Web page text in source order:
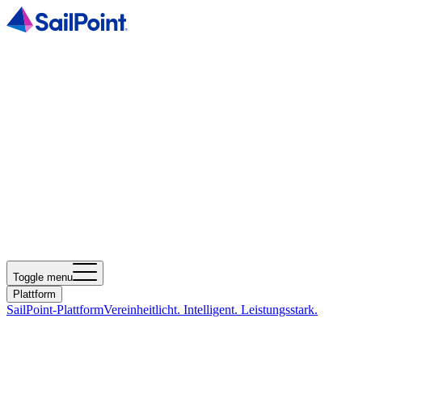
Toggle menu
Plattform
SailPoint-PlattformVereinheitlicht. Intelligent. Leistungsstark.